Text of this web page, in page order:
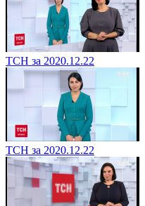
ТСН за 2020.12.22
ТСН за 2020.12.22